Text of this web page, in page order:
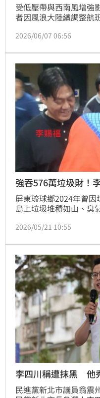
受低壓帶與西南風增強
者因風浪大陸續調整航
視海況再公告。
2026/06/07 06:56
強吞576萬垃圾財！
屏東琉球鄉2024年曾
島上垃圾堆積如山、臭
市長參選人李四川的胞
得標廠商勒索每噸600
576萬元，屏東地院20
在法庭上當庭全部認罪
2026/05/21 10:55
李四川稱遭抹黑 他
民進黨新北市議員翁震